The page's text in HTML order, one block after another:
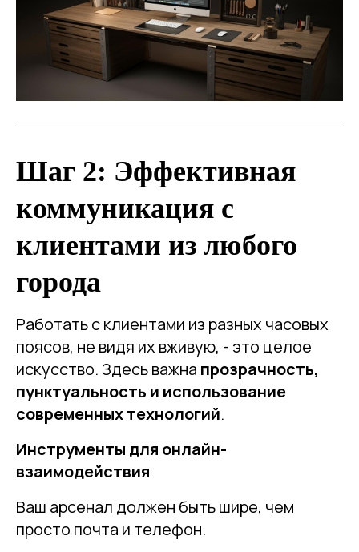
Шаг 2: Эффективная
коммуникация с
клиентами из любого
города
Работать с клиентами из разных часовых
поясов, не видя их вживую, - это целое
искусство. Здесь важна прозрачность,
пунктуальность и использование
современных технологий.
Инструменты для онлайн-
взаимодействия
Ваш арсенал должен быть шире, чем
просто почта и телефон.